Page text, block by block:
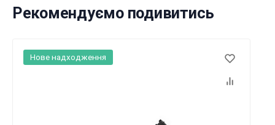
Рекомендуємо подивитись
Нове надходження